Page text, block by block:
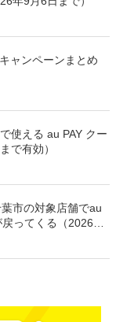
ャンペーンまとめ
使える au PAY クー
で有効）
市の対象店舗でau
ってくる（2026年